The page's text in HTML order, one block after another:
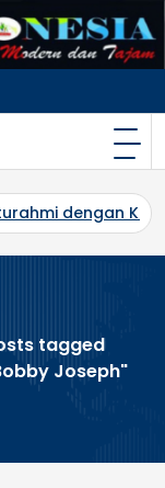
Kajati
tagged
Joseph"